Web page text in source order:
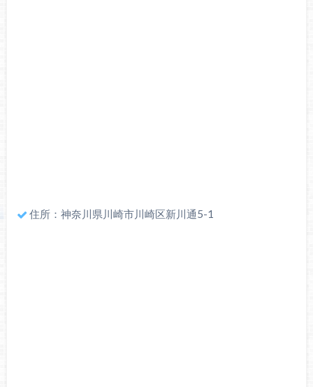
住所：神奈川県川崎市川崎区新川通5-1